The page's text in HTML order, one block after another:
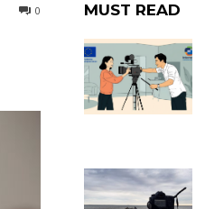
0 MUST READ